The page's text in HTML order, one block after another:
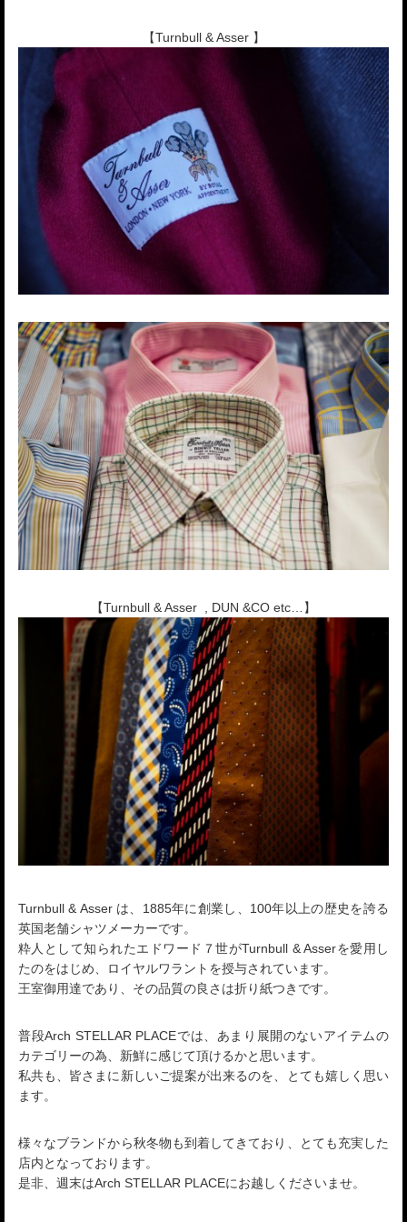
【Turnbull & Asser 】
【Turnbull & Asser , DUN &CO etc…】
Turnbull & Asser は、1885年に創業し、100年以上の歴史を誇る
英国老舗シャツメーカーです。
粋人として知られたエドワード７世がTurnbull & Asserを愛用し
たのをはじめ、ロイヤルワラントを授与されています。
王室御用達であり、その品質の良さは折り紙つきです。
普段Arch STELLAR PLACEでは、あまり展開のないアイテムの
カテゴリーの為、新鮮に感じて頂けるかと思います。
私共も、皆さまに新しいご提案が出来るのを、とても嬉しく思い
ます。
様々なブランドから秋冬物も到着してきており、とても充実した
店内となっております。
是非、週末はArch STELLAR PLACEにお越しくださいませ。